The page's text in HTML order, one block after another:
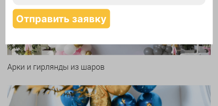
Арки и гирлянды из шаров